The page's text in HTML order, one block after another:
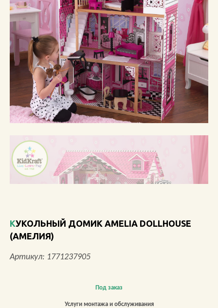
КАТАЛОГ ТОВАРОВ
О КОМПАНИИ
АКЦИИ
НОВОСТИ
ПРОЕКТЫ
КУКОЛЬНЫЙ ДОМИК AMELIA DOLLHOUSE
(АМЕЛИЯ)
Артикул: 1771237905
Под заказ
Услуги монтажа и обслуживания